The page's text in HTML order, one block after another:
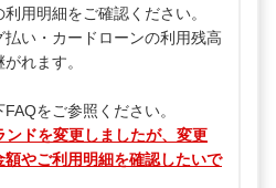
用明細をご確認ください。
い・カードローンの利用残高
れます。
をご参照ください。
ンドを変更しましたが、変更
やご利用明細を確認したいで